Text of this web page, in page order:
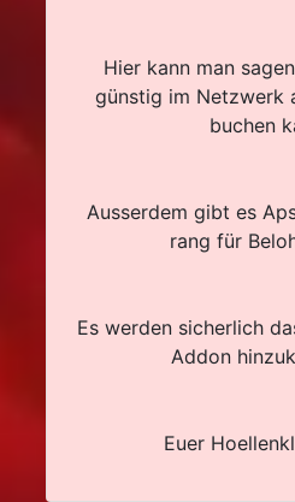
Hier kann man
günstig im Netzwerk
buchen
Ausserdem gibt es
rang für
Es werden sicherlich
Addon
Euer